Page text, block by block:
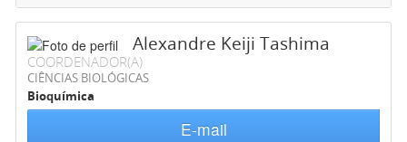
Alexandre Keiji Tashima
COORDENADOR(A)
CIÊNCIAS BIOLÓGICAS
Bioquímica
E-mail